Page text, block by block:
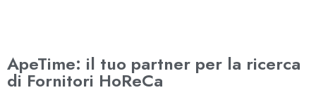
ApeTime: il tuo partner per la ricerca
di Fornitori HoReCa